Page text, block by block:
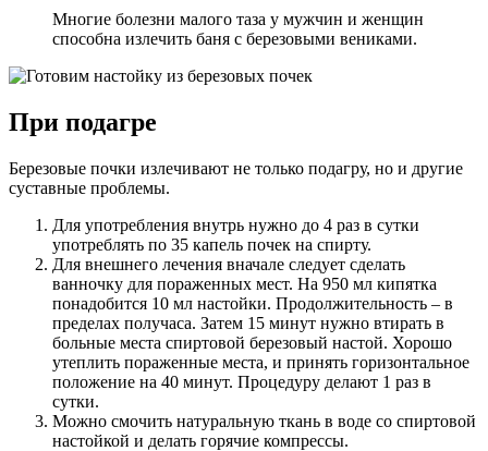
Многие болезни малого таза у мужчин и женщин
способна излечить баня с березовыми вениками.
При подагре
Березовые почки излечивают не только подагру, но и другие
суставные проблемы.
Для употребления внутрь нужно до 4 раз в сутки
употреблять по 35 капель почек на спирту.
Для внешнего лечения вначале следует сделать
ванночку для пораженных мест. На 950 мл кипятка
понадобится 10 мл настойки. Продолжительность – в
пределах получаса. Затем 15 минут нужно втирать в
больные места спиртовой березовый настой. Хорошо
утеплить пораженные места, и принять горизонтальное
положение на 40 минут. Процедуру делают 1 раз в
сутки.
Можно смочить натуральную ткань в воде со спиртовой
настойкой и делать горячие компрессы.